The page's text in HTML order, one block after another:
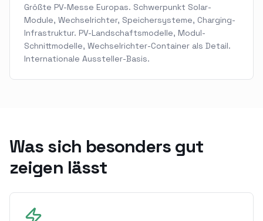
Größte PV-Messe Europas. Schwerpunkt Solar-
Module, Wechselrichter, Speichersysteme, Charging-
Infrastruktur. PV-Landschaftsmodelle, Modul-
Schnittmodelle, Wechselrichter-Container als Detail.
Internationale Aussteller-Basis.
Was sich besonders gut
zeigen lässt